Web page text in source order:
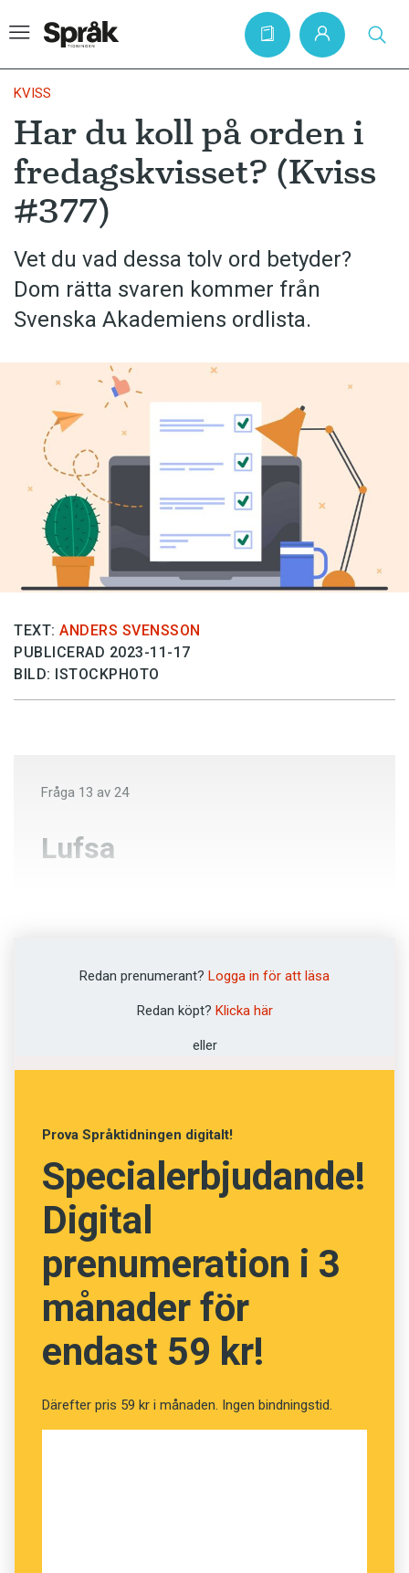
Hem
Artiklar
Krönikor
Språkfrågor
Skrivtips
Bokrecensioner
Podden
Anmäl till språkpolisen
Föreslå nyord
Annonsera
Prenumerera
Läs Språktidningen digitalt
Press
KVISS
Har du koll på orden i
fredagskvisset? (Kviss
#377)
Vet du vad dessa tolv ord betyder?
Dom rätta svaren kommer från
Svenska Akademiens ordlista.
TEXT: ANDERS SVENSSON
PUBLICERAD 2023-11-17
BILD: ISTOCKPHOTO
Fråga 13 av 24
Lufsa
Fjällvandra
Redan prenumerant? Logga in för att läsa
Redan köpt? Klicka här
eller
Prova Språktidningen digitalt!
Specialerbjudande!
Digital
prenumeration i 3
månader för
endast 59 kr!
Därefter pris 59 kr i månaden. Ingen bindningstid.